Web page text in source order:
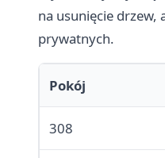
na usunięcie drzew,
prywatnych.
Pokój
308